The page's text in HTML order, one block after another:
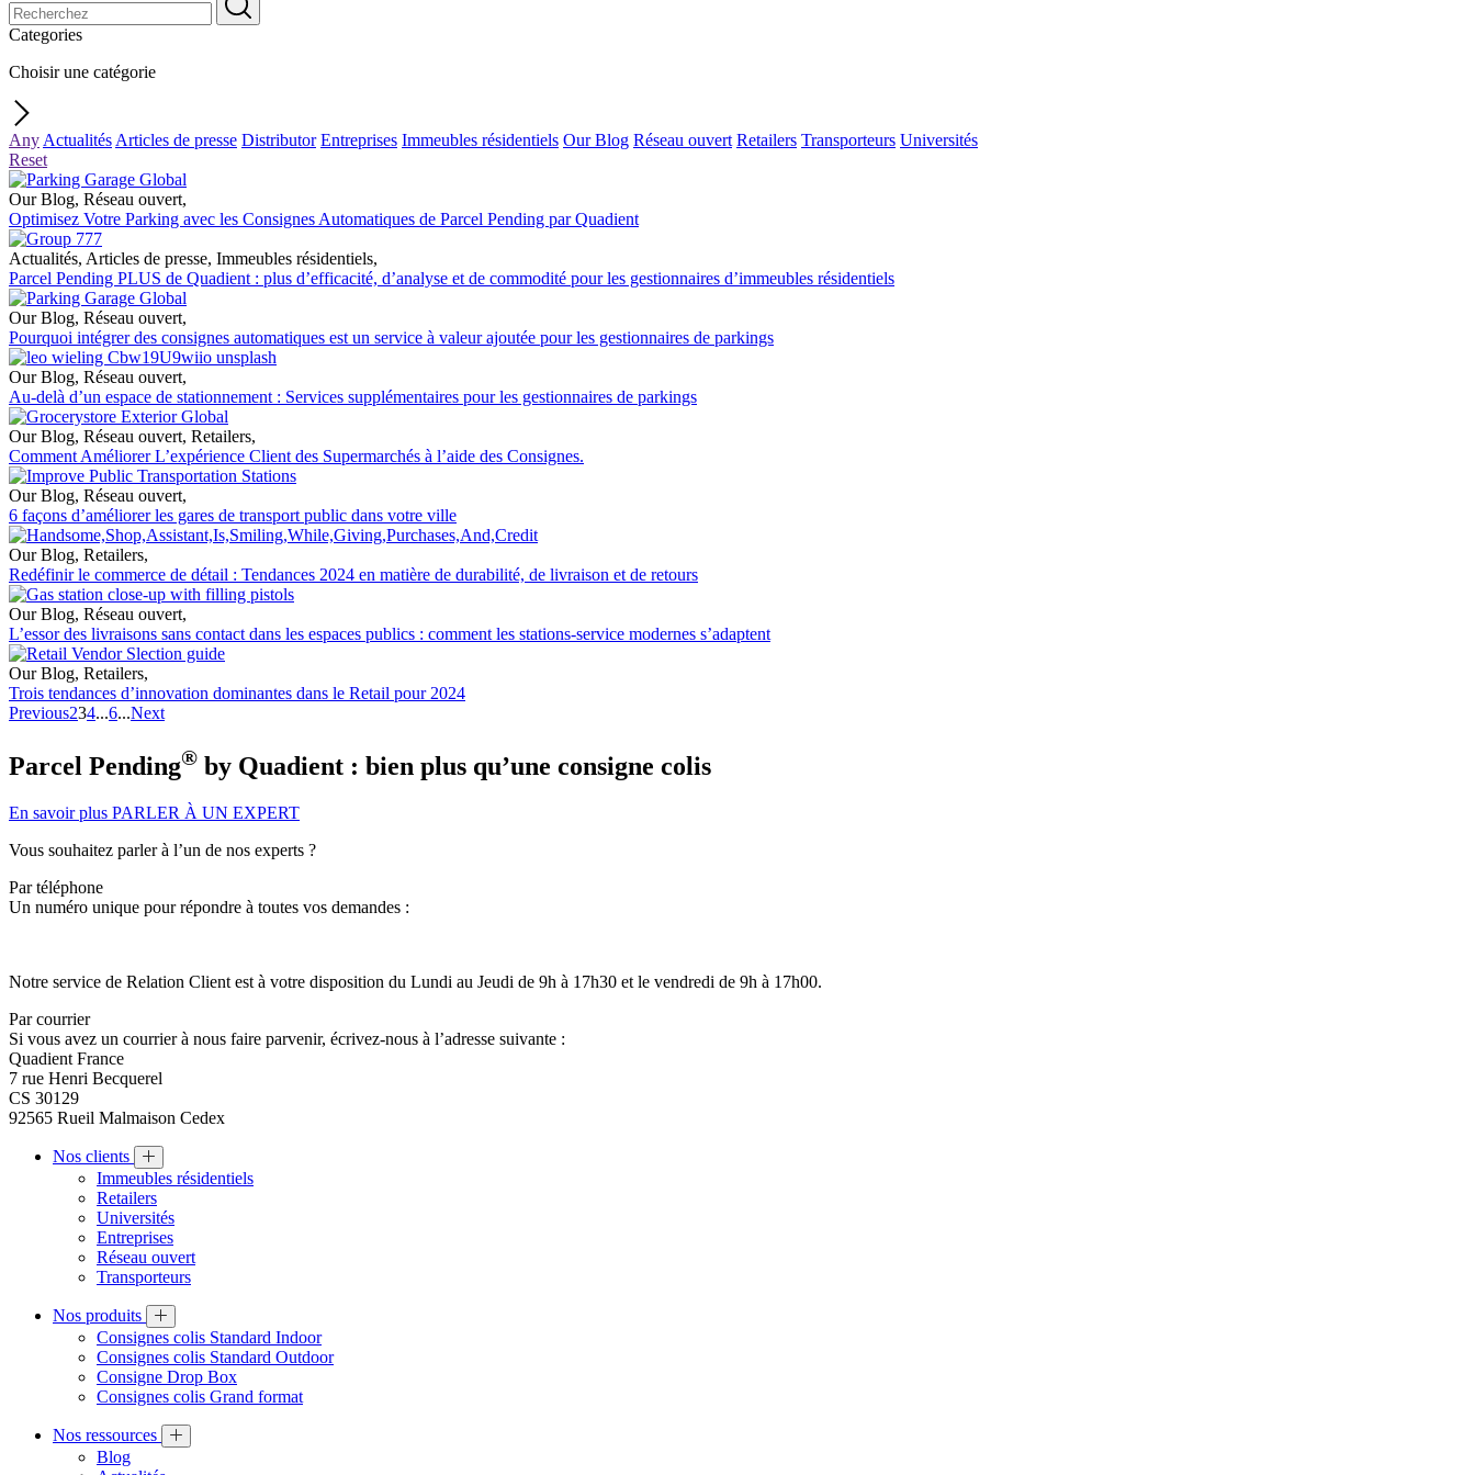
Categories
Choisir une catégorie
Any Actualités Articles de presse Distributor Entreprises Immeubles résidentiels Our Blog Réseau ouvert Retailers Transporteurs Universités
Reset
Our Blog, Réseau ouvert,
Optimisez Votre Parking avec les Consignes Automatiques de Parcel Pending par Quadient
Actualités, Articles de presse, Immeubles résidentiels,
Parcel Pending PLUS de Quadient : plus d’efficacité, d’analyse et de commodité pour les gestionnaires d’immeubles résidentiels
Our Blog, Réseau ouvert,
Pourquoi intégrer des consignes automatiques est un service à valeur ajoutée pour les gestionnaires de parkings
Our Blog, Réseau ouvert,
Au-delà d’un espace de stationnement : Services supplémentaires pour les gestionnaires de parkings
Our Blog, Réseau ouvert, Retailers,
Comment Améliorer L’expérience Client des Supermarchés à l’aide des Consignes.
Our Blog, Réseau ouvert,
6 façons d’améliorer les gares de transport public dans votre ville
Our Blog, Retailers,
Redéfinir le commerce de détail : Tendances 2024 en matière de durabilité, de livraison et de retours
Our Blog, Réseau ouvert,
L’essor des livraisons sans contact dans les espaces publics : comment les stations-service modernes s’adaptent
Our Blog, Retailers,
Trois tendances d’innovation dominantes dans le Retail pour 2024
Previous234...6...Next
Parcel Pending® by Quadient : bien plus qu’une consigne colis
En savoir plus PARLER À UN EXPERT
Vous souhaitez parler à l’un de nos experts ?
Par téléphone
Un numéro unique pour répondre à toutes vos demandes :
Notre service de Relation Client est à votre disposition du Lundi au Jeudi de 9h à 17h30 et le vendredi de 9h à 17h00.
Par courrier
Si vous avez un courrier à nous faire parvenir, écrivez-nous à l’adresse suivante :
Quadient France
7 rue Henri Becquerel
CS 30129
92565 Rueil Malmaison Cedex
Nos clients
Immeubles résidentiels
Retailers
Universités
Entreprises
Réseau ouvert
Transporteurs
Nos produits
Consignes colis Standard Indoor
Consignes colis Standard Outdoor
Consigne Drop Box
Consignes colis Grand format
Nos ressources
Blog